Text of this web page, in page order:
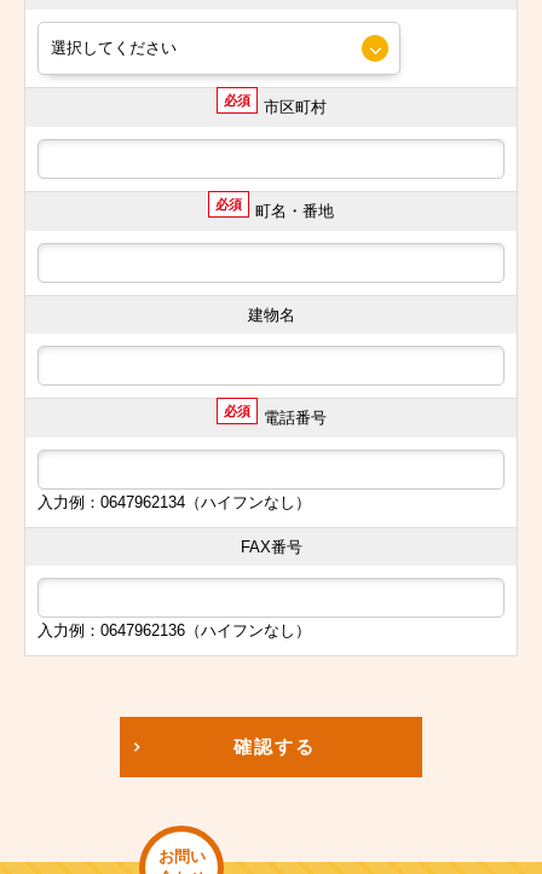
必須 市区町村
必須 町名・番地
建物名
必須 電話番号
入力例：0647962134（ハイフンなし）
FAX番号
入力例：0647962136（ハイフンなし）
確認する
お問い